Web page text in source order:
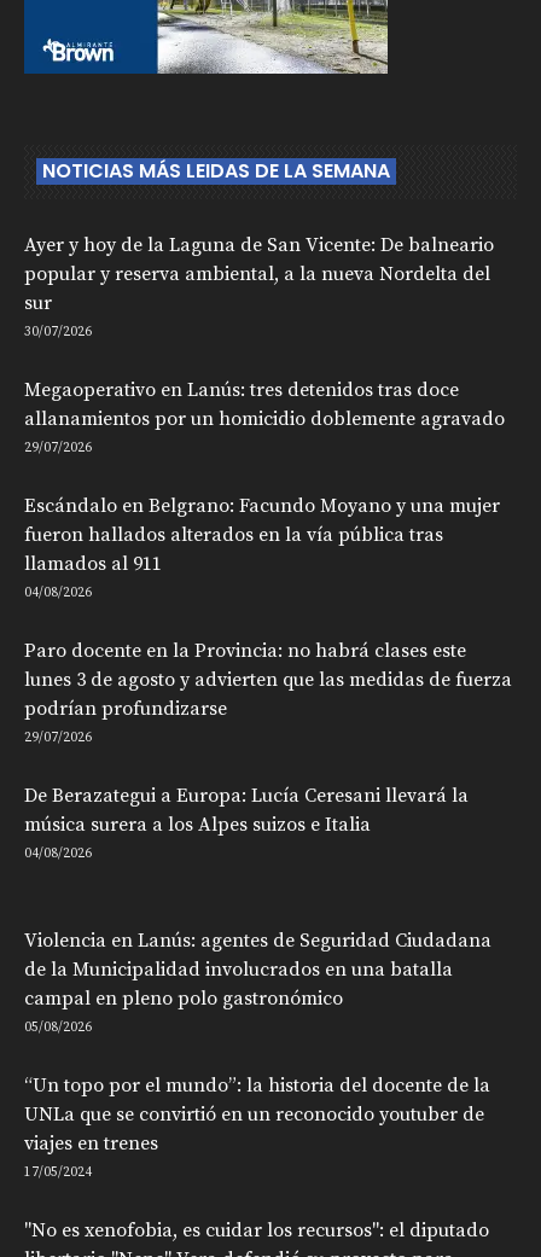
NOTICIAS MÁS LEIDAS DE LA SEMANA
Ayer y hoy de la Laguna de San Vicente: De balneario
popular y reserva ambiental, a la nueva Nordelta del
sur
30/07/2026
Megaoperativo en Lanús: tres detenidos tras doce
allanamientos por un homicidio doblemente agravado
29/07/2026
Escándalo en Belgrano: Facundo Moyano y una mujer
fueron hallados alterados en la vía pública tras
llamados al 911
04/08/2026
Paro docente en la Provincia: no habrá clases este
lunes 3 de agosto y advierten que las medidas de fuerza
podrían profundizarse
29/07/2026
De Berazategui a Europa: Lucía Ceresani llevará la
música surera a los Alpes suizos e Italia
04/08/2026
Violencia en Lanús: agentes de Seguridad Ciudadana
de la Municipalidad involucrados en una batalla
campal en pleno polo gastronómico
05/08/2026
“Un topo por el mundo”: la historia del docente de la
UNLa que se convirtió en un reconocido youtuber de
viajes en trenes
17/05/2024
"No es xenofobia, es cuidar los recursos": el diputado